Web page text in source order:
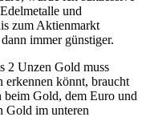
und
zum Aktienmarkt
immer günstiger.
2 Unzen Gold muss
erkennen könnt, braucht
beim Gold, dem Euro und
Gold im unteren